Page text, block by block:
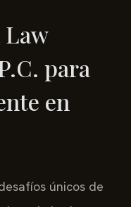
Law
para
en
únicos de